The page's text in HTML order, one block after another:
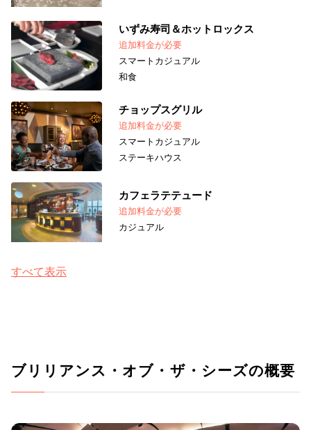
いずみ寿司＆ホットロックス
追加料金が必要
スマートカジュアル
和食
チョップスグリル
追加料金が必要
スマートカジュアル
ステーキハウス
カフェラテテュード
追加料金が必要
カジュアル
すべて表示
ブリリアンス・オブ・ザ・シーズの概要